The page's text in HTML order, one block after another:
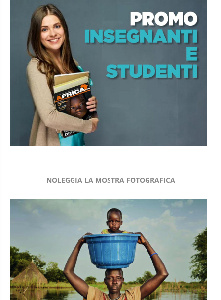
NOLEGGIA LA MOSTRA FOTOGRAFICA